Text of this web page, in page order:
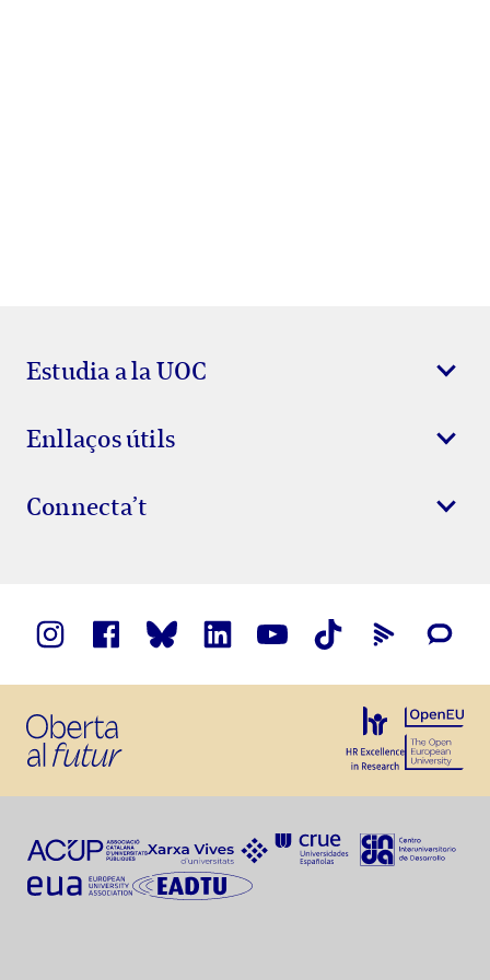
Estudia a la UOC
Enllaços útils
Connecta’t